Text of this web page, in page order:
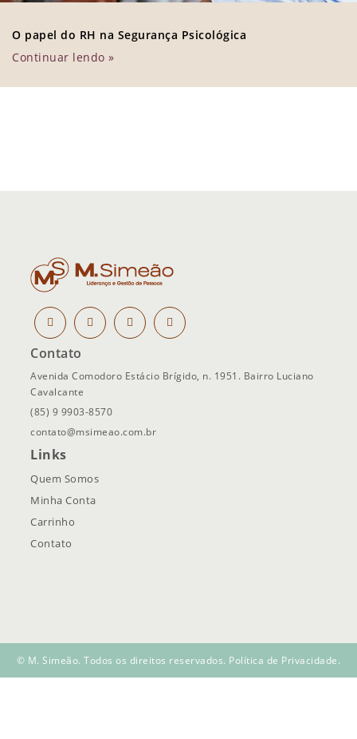
O papel do RH na Segurança Psicológica
Continuar lendo »
Contato
Avenida Comodoro Estácio Brígido, n. 1951. Bairro Luciano
Cavalcante
(85) 9 9903-8570
contato@msimeao.com.br
Links
Quem Somos
Minha Conta
Carrinho
Contato
© M. Simeão. Todos os direitos reservados. Política de Privacidade.